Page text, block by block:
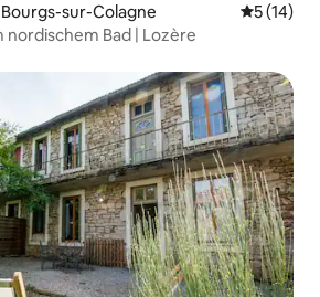
sur-Colagne
5 (14)
Bad | Lozère